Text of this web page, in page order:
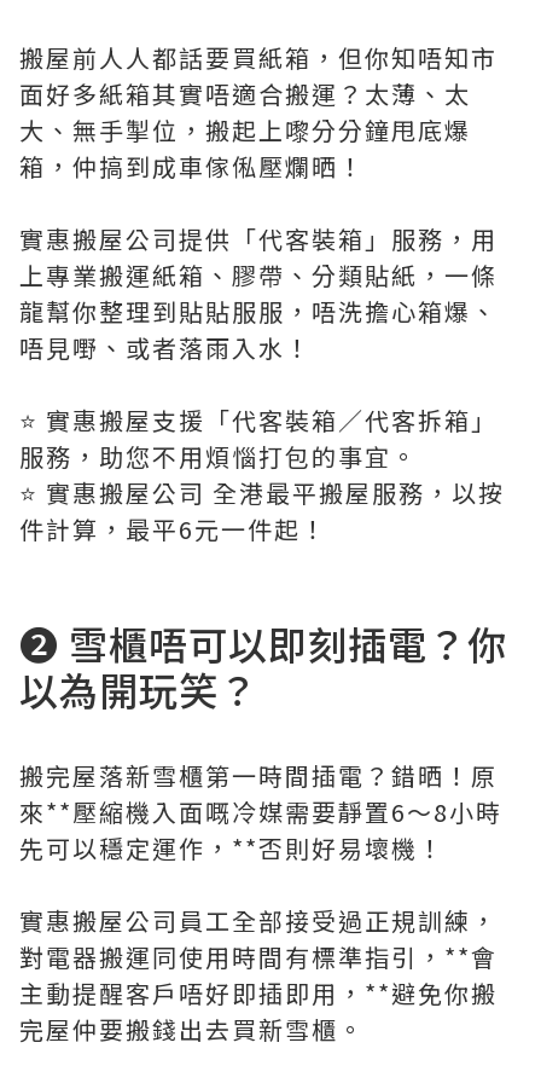
搬屋前人人都話要買紙箱，但你知唔知市
面好多紙箱其實唔適合搬運？太薄、太
大、無手掣位，搬起上嚟分分鐘甩底爆
箱，仲搞到成車傢俬壓爛晒！
實惠搬屋公司提供「代客裝箱」服務，用
上專業搬運紙箱、膠帶、分類貼紙，一條
龍幫你整理到貼貼服服，唔洗擔心箱爆、
唔見嘢、或者落雨入水！
⭐️ 實惠搬屋支援「代客裝箱／代客拆箱」
服務，助您不用煩惱打包的事宜。
⭐️ 實惠搬屋公司 全港最平搬屋服務，以按
件計算，最平6元一件起！
❷ 雪櫃唔可以即刻插電？你
以為開玩笑？
搬完屋落新雪櫃第一時間插電？錯晒！原
來**壓縮機入面嘅冷媒需要靜置6～8小時
先可以穩定運作，**否則好易壞機！
實惠搬屋公司員工全部接受過正規訓練，
對電器搬運同使用時間有標準指引，**會
主動提醒客戶唔好即插即用，**避免你搬
完屋仲要搬錢出去買新雪櫃。